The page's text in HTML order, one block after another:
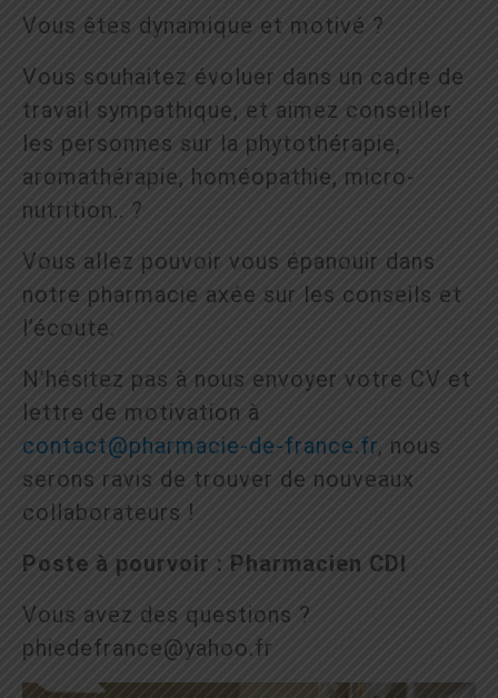
Vous êtes dynamique et motivé ?
Vous souhaitez évoluer dans un cadre de
travail sympathique, et aimez conseiller
les personnes sur la phytothérapie,
aromathérapie, homéopathie, micro-
nutrition.. ?
Vous allez pouvoir vous épanouir dans
notre pharmacie axée sur les conseils et
l’écoute.
N’hésitez pas à nous envoyer votre CV et
lettre de motivation à
contact@pharmacie-de-france.fr, nous
serons ravis de trouver de nouveaux
collaborateurs !
Poste à pourvoir : Pharmacien CDI
Vous avez des questions ?
phiedefrance@yahoo.fr